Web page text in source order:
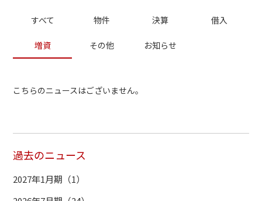
すべて 物件 決算 借入
増資 その他 お知らせ
こちらのニュースはございません。
過去のニュース
2027年1月期（1）